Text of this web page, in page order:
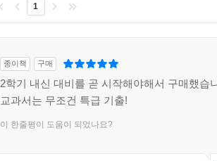
1
종이책 구매
2학기 내신 대비를 곧 시작해야해서 구매했습
교과서는 무조건 특급 기출!
이 한줄평이 도움이 되었나요?